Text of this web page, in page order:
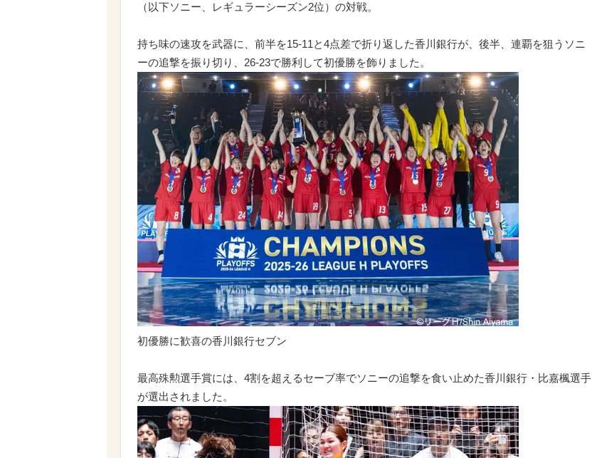
（以下ソニー、レギュラーシーズン2位）の対戦。
持ち味の速攻を武器に、前半を15-11と4点差で折り返した香川銀行が、後半、連覇を狙うソニ
ーの追撃を振り切り、26-23で勝利して初優勝を飾りました。
初優勝に歓喜の香川銀行セブン
最高殊勲選手賞には、4割を超えるセーブ率でソニーの追撃を食い止めた香川銀行・比嘉楓選手
が選出されました。